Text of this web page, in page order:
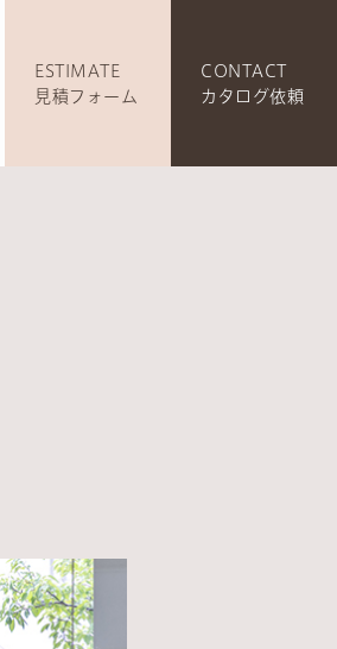
ESTIMATE
見積フォーム
CONTACT
カタログ依頼